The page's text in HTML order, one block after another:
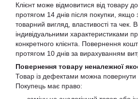
Клієнт може відмовитися від товару
протягом 14 днів після покупки,
товарний вигляд, властивості та чек.
індивідуальними характеристиками
конкретного клієнта. Повернення
протягом 10 днів за вирахуванням
Повернення товару неналежної
Товар із дефектами можна повернути
Покупець має право: